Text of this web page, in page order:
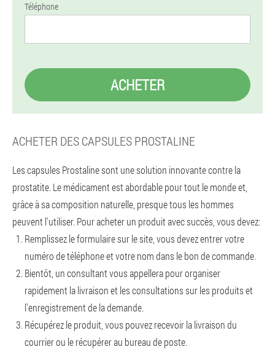
Téléphone
ACHETER
ACHETER DES CAPSULES PROSTALINE
Les capsules Prostaline sont une solution innovante contre la
prostatite. Le médicament est abordable pour tout le monde et,
grâce à sa composition naturelle, presque tous les hommes
peuvent l'utiliser. Pour acheter un produit avec succès, vous devez:
Remplissez le formulaire sur le site, vous devez entrer votre
numéro de téléphone et votre nom dans le bon de commande.
Bientôt, un consultant vous appellera pour organiser
rapidement la livraison et les consultations sur les produits et
l'enregistrement de la demande.
Récupérez le produit, vous pouvez recevoir la livraison du
courrier ou le récupérer au bureau de poste.